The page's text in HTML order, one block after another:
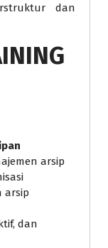
dan
arsip
arsip
dan